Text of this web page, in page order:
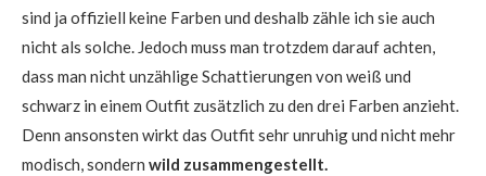
sind ja offiziell keine Farben und deshalb zähle ich sie auch
nicht als solche. Jedoch muss man trotzdem darauf achten,
dass man nicht unzählige Schattierungen von weiß und
schwarz in einem Outfit zusätzlich zu den drei Farben anzieht.
Denn ansonsten wirkt das Outfit sehr unruhig und nicht mehr
modisch, sondern wild zusammengestellt.